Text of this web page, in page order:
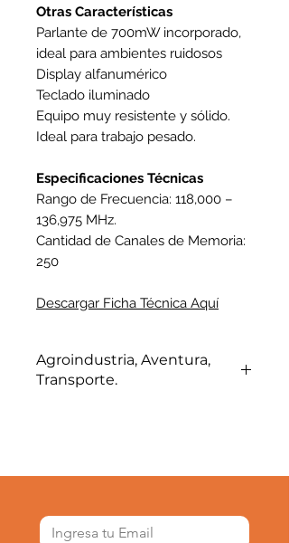
Otras Características
Parlante de 700mW incorporado,
ideal para ambientes ruidosos
Display alfanumérico
Teclado iluminado
Equipo muy resistente y sólido.
Ideal para trabajo pesado.
Especificaciones Técnicas
Rango de Frecuencia: 118,000 –
136,975 MHz.
Cantidad de Canales de Memoria:
250
Descargar Ficha Técnica Aquí
Agroindustria, Aventura,
Transporte.